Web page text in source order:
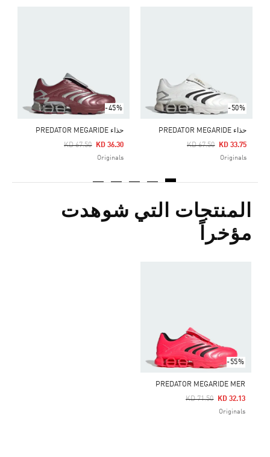
-50%
حذاء PREDATOR MEGARIDE
Price Reduced From
KD 67.50
To KD 33.75
Originals
-45%
حذاء PREDATOR MEGARIDE
Price Reduced From
KD 67.50
To KD 36.30
Originals
المنتجات التي شوهدت
مؤخراً
-55%
PREDATOR MEGARIDE MER
Price Reduced From
KD 71.50
To KD 32.13
Originals